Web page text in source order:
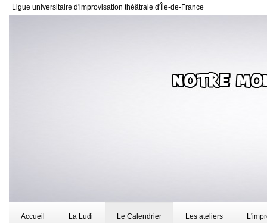
Ligue universitaire d'improvisation théâtrale d'Île-de-France
Accueil La Ludi Le Calendrier Les ateliers